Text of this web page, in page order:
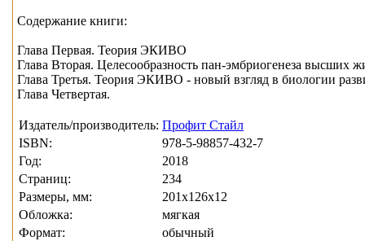
Содержание книги:
Глава Первая. Теория ЭКИВО
Глава Вторая. Целесообразность пан-эмбриогенеза высших
Глава Третья. Теория ЭКИВО - новый взгляд в биологии
Глава Четвертая.
Издатель/производитель: Профит Стайл
ISBN:
978-5-98857-432-7
Год:
2018
Страниц:
234
Размеры, мм:
201x126x12
Обложка:
мягкая
Формат:
обычный